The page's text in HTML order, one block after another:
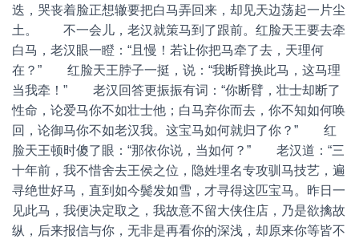
迭，哭丧着脸正想辙要把白马弄回来，却见天边荡起一片尘
土。 不一会儿，老汉就策马到了跟前。红脸天王要去牵
白马，老汉眼一瞪：“且慢！若让你把马牵了去，天理何
在？” 红脸天王脖子一挺，说：“我断臂换此马，这马理
当我牵！” 老汉回答更振振有词：“你断臂，壮士却断了
性命，论爱马你不如壮士他；白马弃你而去，你不知如何唤
回，论御马你不如老汉我。这宝马如何就归了你？” 红
脸天王顿时傻了眼：“那依你说，当如何？” 老汉道：“三
十年前，我不惜舍去王侯之位，隐姓埋名专攻驯马技艺，遍
寻绝世好马，直到如今鬓发如雪，才寻得这匹宝马。昨日一
见此马，我便决定取之，我故意不留大侠住店，乃是欲擒故
纵，后来报信与你，无非是再看你的深浅，却原来你等皆不